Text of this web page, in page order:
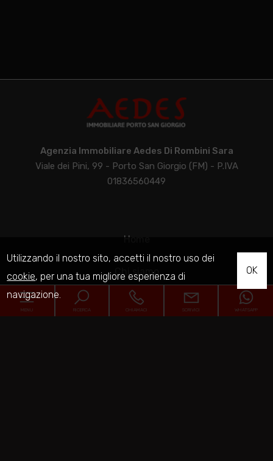
Agenzia Immobiliare Aedes Di Rombini Sara
Viale dei Pini, 99 - Porto San Giorgio (FM) - P.IVA
01836560449
Home
Chi siamo
In vendita
MENU RICERCA CHIAMACI SCRIVICI WHATSAPP
Utilizzando il nostro sito, accetti il nostro uso dei
cookie, per una tua migliore esperienza di
navigazione.
OK